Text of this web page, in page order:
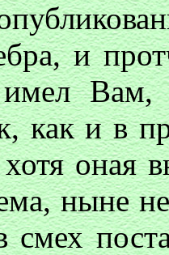
и
имел
как и в
оная
ныне